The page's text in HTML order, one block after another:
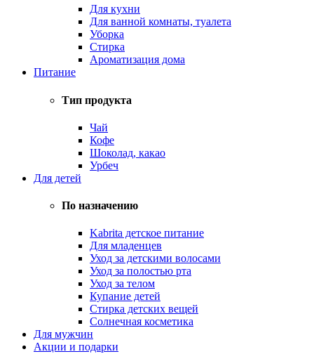
Для кухни
Для ванной комнаты, туалета
Уборка
Стирка
Ароматизация дома
Питание
Тип продукта
Чай
Кофе
Шоколад, какао
Урбеч
Для детей
По назначению
Kabrita детское питание
Для младенцев
Уход за детскими волосами
Уход за полостью рта
Уход за телом
Купание детей
Стирка детских вещей
Солнечная косметика
Для мужчин
Акции и подарки